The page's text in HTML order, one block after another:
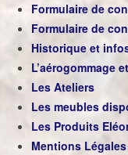
Formulaire de
Formulaire de
Historique et
L’aérogommage
Les Ateliers
Les meubles
Les Produits
Mentions Légales